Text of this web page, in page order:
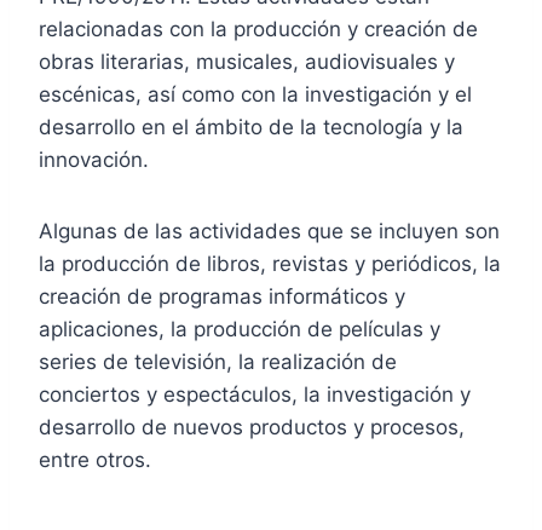
relacionadas con la producción y creación de
obras literarias, musicales, audiovisuales y
escénicas, así como con la investigación y el
desarrollo en el ámbito de la tecnología y la
innovación.
Algunas de las actividades que se incluyen son
la producción de libros, revistas y periódicos, la
creación de programas informáticos y
aplicaciones, la producción de películas y
series de televisión, la realización de
conciertos y espectáculos, la investigación y
desarrollo de nuevos productos y procesos,
entre otros.